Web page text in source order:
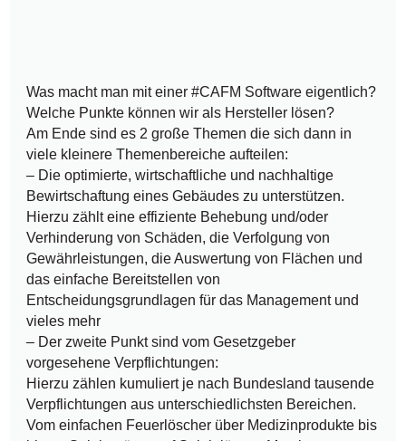
Was macht man mit einer #CAFM Software eigentlich?
Welche Punkte können wir als Hersteller lösen?
Am Ende sind es 2 große Themen die sich dann in
viele kleinere Themenbereiche aufteilen:
– Die optimierte, wirtschaftliche und nachhaltige
Bewirtschaftung eines Gebäudes zu unterstützen.
Hierzu zählt eine effiziente Behebung und/oder
Verhinderung von Schäden, die Verfolgung von
Gewährleistungen, die Auswertung von Flächen und
das einfache Bereitstellen von
Entscheidungsgrundlagen für das Management und
vieles mehr
– Der zweite Punkt sind vom Gesetzgeber
vorgesehene Verpflichtungen:
Hierzu zählen kumuliert je nach Bundesland tausende
Verpflichtungen aus unterschiedlichsten Bereichen.
Vom einfachen Feuerlöscher über Medizinprodukte bis